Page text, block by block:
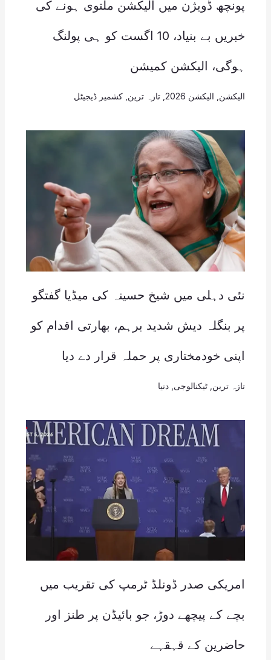
پونچھ ڈویژن میں الیکشن ملتوی ہونے کی
خبریں بے بنیاد، 10 اگست کو ہی پولنگ
ہوگی، الیکشن کمیشن
الیکشن الیکشن 2026 , تازہ ترین کشمیر ڈیجیٹل
نئی دہلی میں شیخ حسینہ کی میڈیا گفتگو
پر بنگلہ دیش شدید برہم، بھارتی اقدام کو
اپنی خودمختاری پر حملہ قرار دے دیا
تازہ ترین ٹیکنالوجی دنیا
امریکی صدر ڈونلڈ ٹرمپ کی تقریب میں
بچے کے پیچھے دوڑ، جو بائیڈن پر طنز اور
حاضرین کے قہقہے